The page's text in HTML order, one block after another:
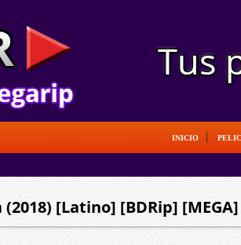
INICIO
[Latino] [BDRip] [MEGA]